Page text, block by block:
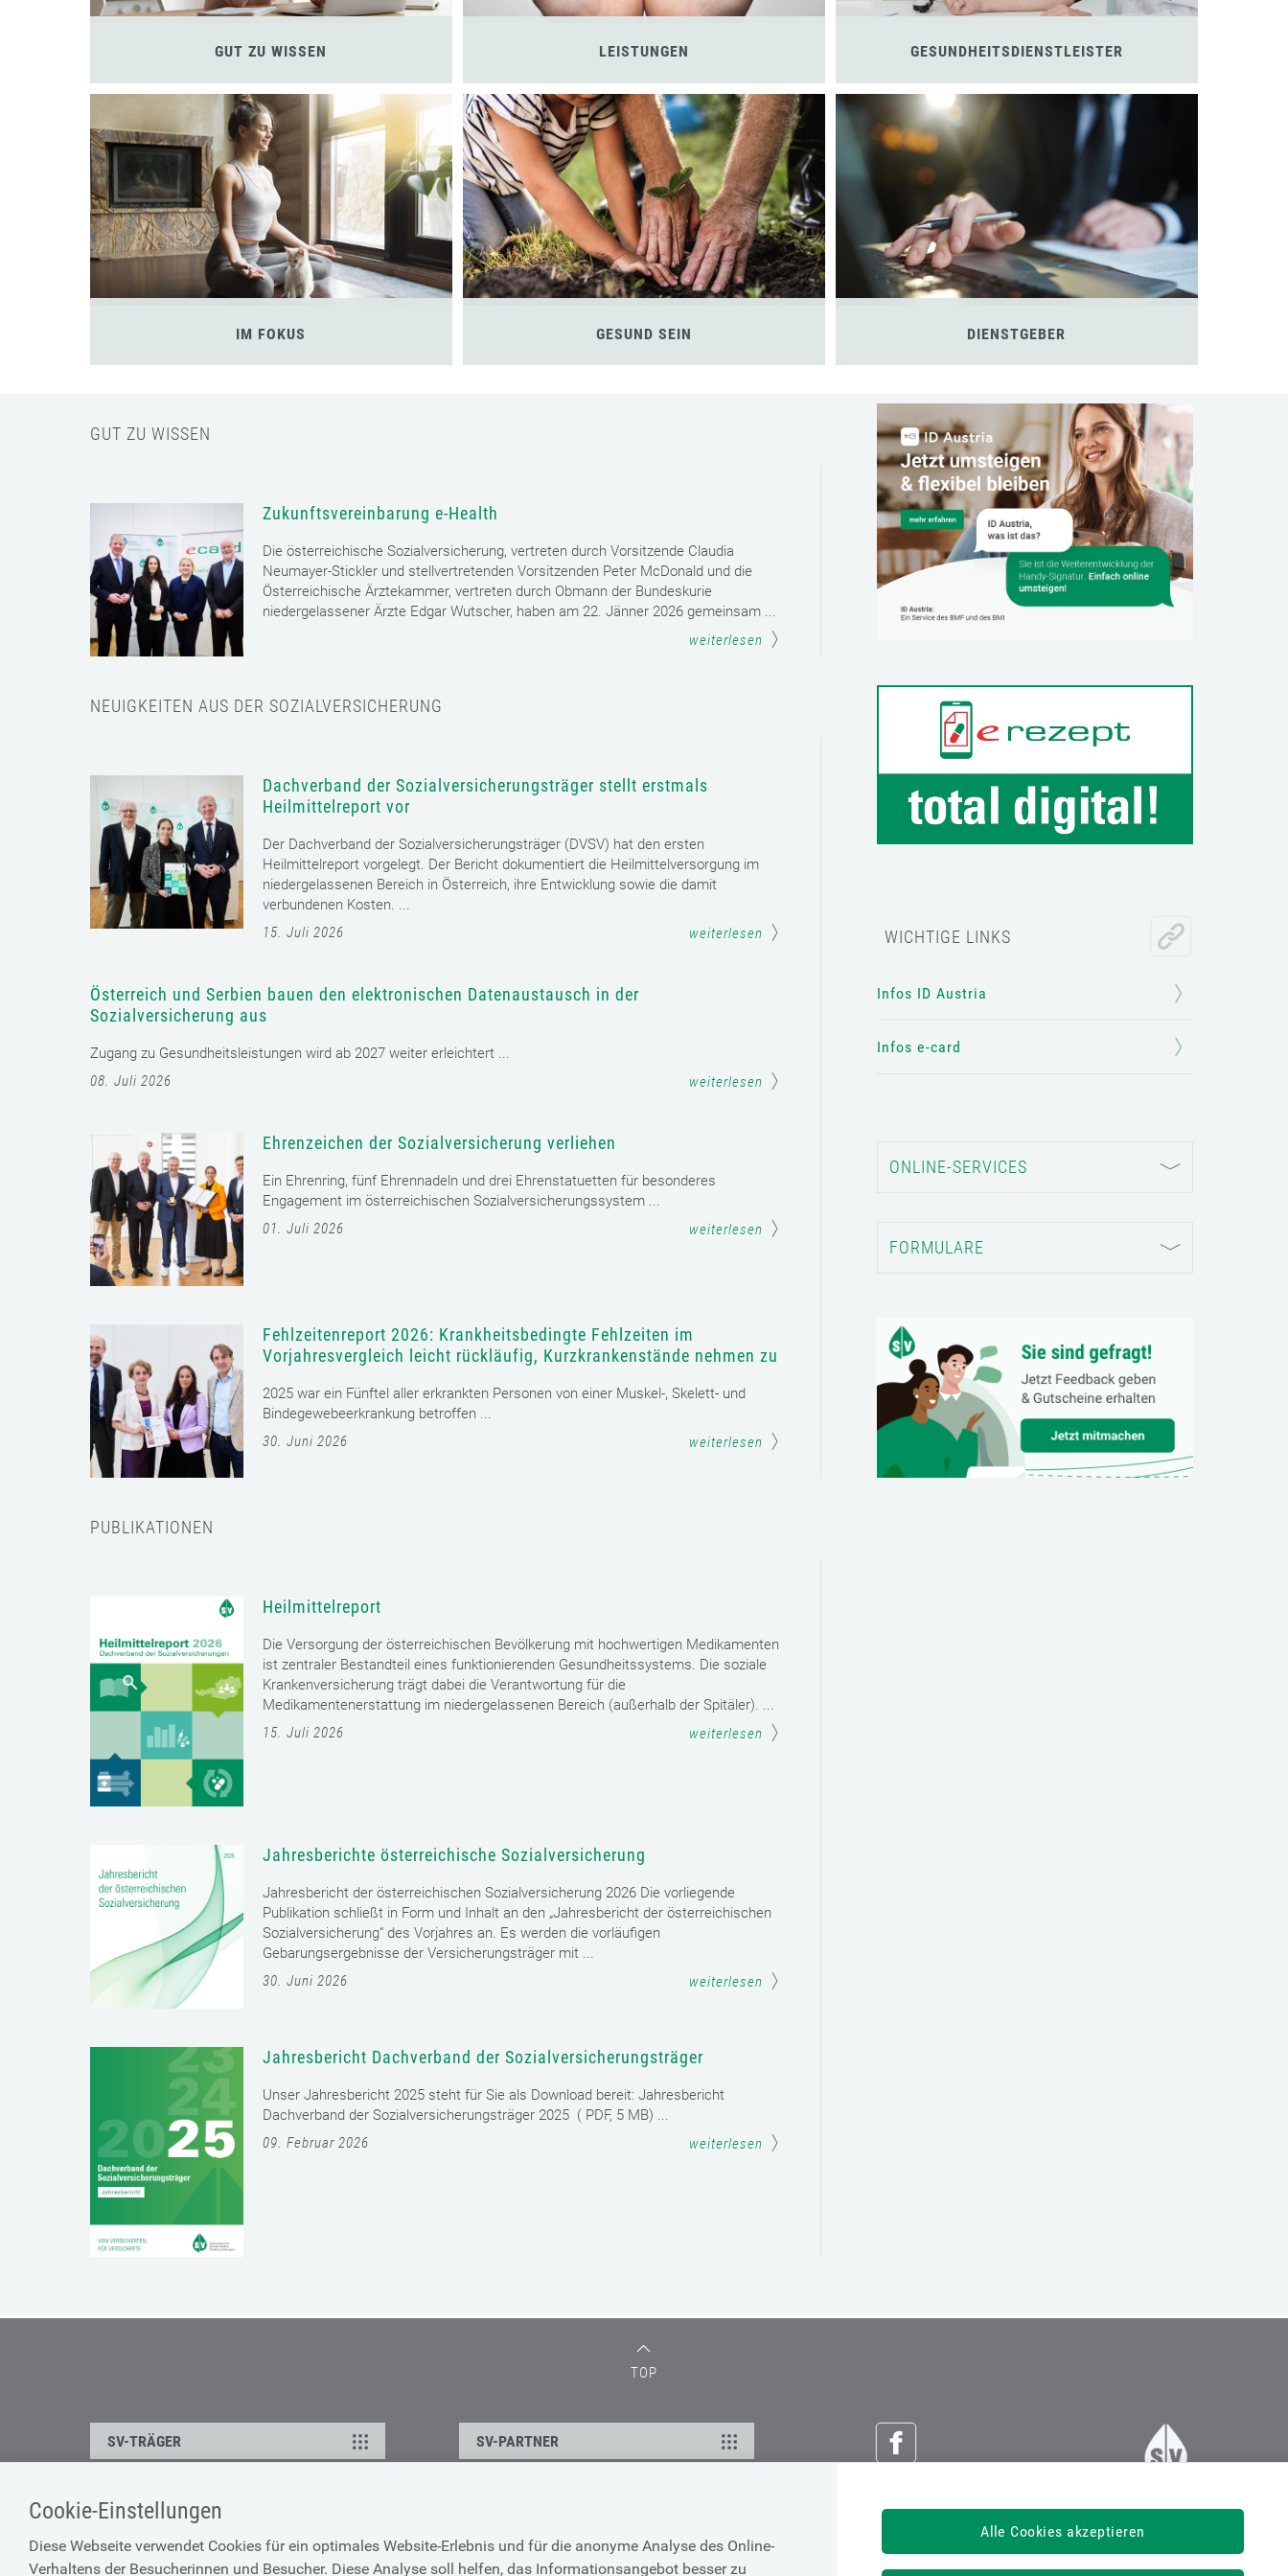
Cookie-Einstellungen
Diese Webseite verwendet Cookies für ein optimales Website-Erlebnis und für die anonyme Analyse des Online-
Verhaltens der Besucherinnen und Besucher. Diese Analyse soll helfen, das Informationsangebot besser zu
Alle Cookies akzeptieren
GUT ZU WISSEN LEISTUNGEN GESUNDHEITSDIENSTLEISTER
IM FOKUS GESUND SEIN DIENSTGEBER
WICHTIGE LINKS
Infos ID Austria
Infos e-card
ONLINE-SERVICES
FORMULARE
GUT ZU WISSEN
Zukunftsvereinbarung e-Health
Die österreichische Sozialversicherung, vertreten durch Vorsitzende Claudia
Neumayer-Stickler und stellvertretenden Vorsitzenden Peter McDonald und die
Österreichische Ärztekammer, vertreten durch Obmann der Bundeskurie
niedergelassener Ärzte Edgar Wutscher, haben am 22. Jänner 2026 gemeinsam ...
weiterlesen
NEUIGKEITEN AUS DER SOZIALVERSICHERUNG
Dachverband der Sozialversicherungsträger stellt erstmals
Heilmittelreport vor
Der Dachverband der Sozialversicherungsträger (DVSV) hat den ersten
Heilmittelreport vorgelegt. Der Bericht dokumentiert die Heilmittelversorgung im
niedergelassenen Bereich in Österreich, ihre Entwicklung sowie die damit
verbundenen Kosten. ...
15. Juli 2026
weiterlesen
Österreich und Serbien bauen den elektronischen Datenaustausch in der
Sozialversicherung aus
Zugang zu Gesundheitsleistungen wird ab 2027 weiter erleichtert ...
08. Juli 2026
weiterlesen
Ehrenzeichen der Sozialversicherung verliehen
Ein Ehrenring, fünf Ehrennadeln und drei Ehrenstatuetten für besonderes
Engagement im österreichischen Sozialversicherungssystem ...
01. Juli 2026
weiterlesen
Fehlzeitenreport 2026: Krankheitsbedingte Fehlzeiten im
Vorjahresvergleich leicht rückläufig, Kurzkrankenstände nehmen zu
2025 war ein Fünftel aller erkrankten Personen von einer Muskel-, Skelett- und
Bindegewebeerkrankung betroffen ...
30. Juni 2026
weiterlesen
PUBLIKATIONEN
Heilmittelreport
Die Versorgung der österreichischen Bevölkerung mit hochwertigen Medikamenten
ist zentraler Bestandteil eines funktionierenden Gesundheitssystems. Die soziale
Krankenversicherung trägt dabei die Verantwortung für die
Medikamentenerstattung im niedergelassenen Bereich (außerhalb der Spitäler). ...
15. Juli 2026
weiterlesen
Jahresberichte österreichische Sozialversicherung
Jahresbericht der österreichischen Sozialversicherung 2026 Die vorliegende
Publikation schließt in Form und Inhalt an den „Jahresbericht der österreichischen
Sozialversicherung“ des Vorjahres an. Es werden die vorläufigen
Gebarungsergebnisse der Versicherungsträger mit ...
30. Juni 2026
weiterlesen
Jahresbericht Dachverband der Sozialversicherungsträger
Unser Jahresbericht 2025 steht für Sie als Download bereit: Jahresbericht
Dachverband der Sozialversicherungsträger 2025 ( PDF, 5 MB) ...
09. Februar 2026
weiterlesen
TOP
Österreichische Sozialversicherung
Dachverband der Sozialversicherungsträger
SV-TRÄGER SV-PARTNER
ÜBER UNS
Kontakt
Barrierefreiheitserklärung
Cookie-Erklärung